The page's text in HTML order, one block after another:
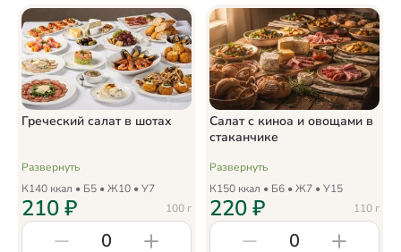
Греческий салат в шотах
Развернуть
К140 ккал • Б5 • Ж10 • У7
100 г
210₽
0
Салат с киноа и овощами в
стаканчике
Развернуть
К150 ккал • Б6 • Ж7 • У15
110 г
220₽
0